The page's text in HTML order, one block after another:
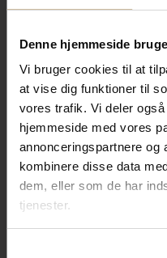
Denne hjemmeside
Vi bruger cookies til at
at vise dig funktioner til
vores trafik. Vi deler
hjemmeside med vores
annonceringspartnere og
kombinere disse data
dem, eller som de har
tjenester.